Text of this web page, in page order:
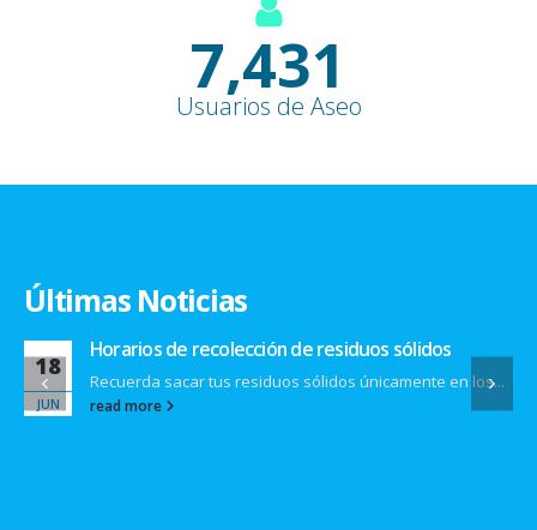
9,100+
Usuarios de Aseo
Últimas Noticias
18
JUN
Horarios de recolección de residuos sólidos
Recuerda sacar tus residuos sólidos únicamente en los...
read more